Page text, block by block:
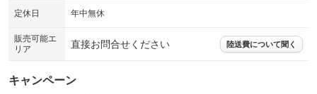
定休日 年中無休
販売可能エ
リア
直接お問合せください 陸送費について聞く
キャンペーン